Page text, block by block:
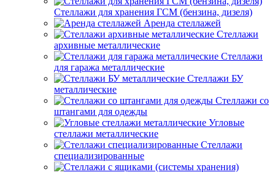
Стеллажи для хранения ГСМ (бензина, дизеля)
Аренда стеллажей
Стеллажи
архивные металлические
Стеллажи
для гаража металлические
Стеллажи БУ
металлические
Стеллажи со
штангами для одежды
Угловые
стеллажи металлические
Стеллажи
специализированные